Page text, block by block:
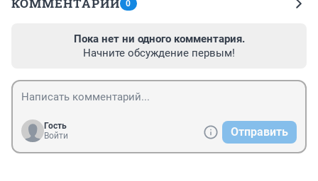
КОММЕНТАРИИ 0
Пока нет ни одного комментария.
Начните обсуждение первым!
Гость
Войти
Отправить